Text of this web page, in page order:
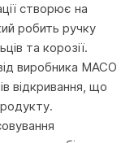
створює на
робить ручку
та корозії.
виробника MACO
відкривання, що